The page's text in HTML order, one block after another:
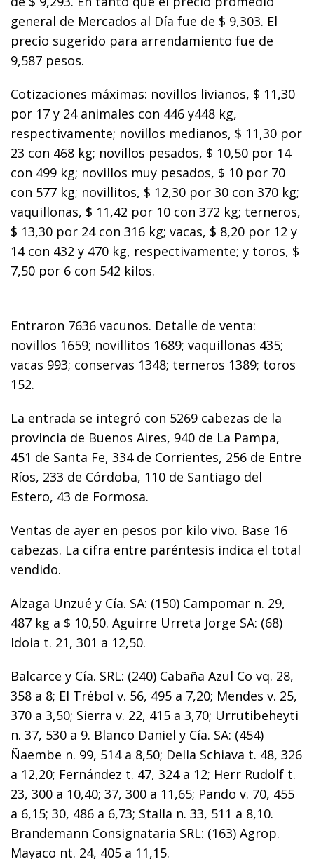
general de Mercados al Día fue de $ 9,303. El
precio sugerido para arrendamiento fue de
9,587 pesos.
Cotizaciones máximas: novillos livianos, $ 11,30
por 17 y 24 animales con 446 y448 kg,
respectivamente; novillos medianos, $ 11,30 por
23 con 468 kg; novillos pesados, $ 10,50 por 14
con 499 kg; novillos muy pesados, $ 10 por 70
con 577 kg; novillitos, $ 12,30 por 30 con 370 kg;
vaquillonas, $ 11,42 por 10 con 372 kg; terneros,
$ 13,30 por 24 con 316 kg; vacas, $ 8,20 por 12 y
14 con 432 y 470 kg, respectivamente; y toros, $
7,50 por 6 con 542 kilos.
Entraron 7636 vacunos. Detalle de venta:
novillos 1659; novillitos 1689; vaquillonas 435;
vacas 993; conservas 1348; terneros 1389; toros
152.
La entrada se integró con 5269 cabezas de la
provincia de Buenos Aires, 940 de La Pampa,
451 de Santa Fe, 334 de Corrientes, 256 de Entre
Ríos, 233 de Córdoba, 110 de Santiago del
Estero, 43 de Formosa.
Ventas de ayer en pesos por kilo vivo. Base 16
cabezas. La cifra entre paréntesis indica el total
vendido.
Alzaga Unzué y Cía. SA: (150) Campomar n. 29,
487 kg a $ 10,50. Aguirre Urreta Jorge SA: (68)
Idoia t. 21, 301 a 12,50.
Balcarce y Cía. SRL: (240) Cabaña Azul Co vq. 28,
358 a 8; El Trébol v. 56, 495 a 7,20; Mendes v. 25,
370 a 3,50; Sierra v. 22, 415 a 3,70; Urrutibeheyti
n. 37, 530 a 9. Blanco Daniel y Cía. SA: (454)
Ñaembe n. 99, 514 a 8,50; Della Schiava t. 48, 326
a 12,20; Fernández t. 47, 324 a 12; Herr Rudolf t.
23, 300 a 10,40; 37, 300 a 11,65; Pando v. 70, 455
a 6,15; 30, 486 a 6,73; Stalla n. 33, 511 a 8,10.
Brandemann Consignataria SRL: (163) Agrop.
Mayaco nt. 24, 405 a 11,15.